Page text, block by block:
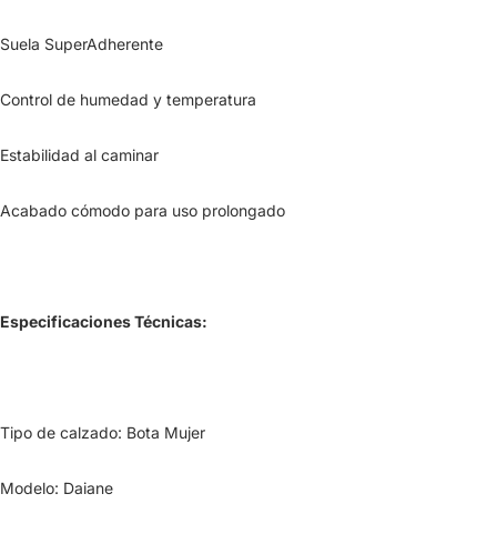
Suela SuperAdherente
Control de humedad y temperatura
Estabilidad al caminar
Acabado cómodo para uso prolongado
Especificaciones Técnicas:
Tipo de calzado: Bota Mujer
Modelo: Daiane